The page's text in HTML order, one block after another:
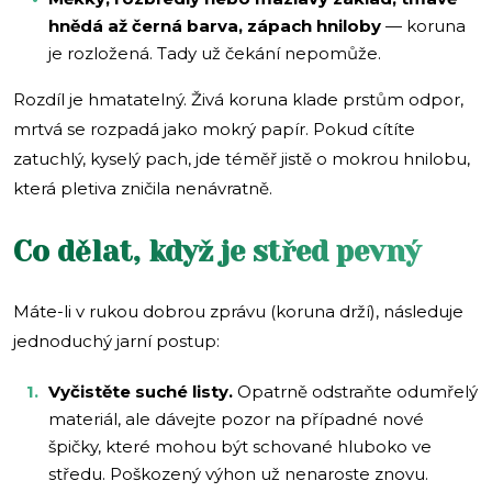
hnědá až černá barva, zápach hniloby — koruna
je rozložená. Tady už čekání nepomůže.
Rozdíl je hmatatelný. Živá koruna klade prstům odpor,
mrtvá se rozpadá jako mokrý papír. Pokud cítíte
zatuchlý, kyselý pach, jde téměř jistě o mokrou hnilobu,
která pletiva zničila nenávratně.
Co dělat, když je střed pevný
Máte-li v rukou dobrou zprávu (koruna drží), následuje
jednoduchý jarní postup:
Vyčistěte suché listy. Opatrně odstraňte odumřelý
materiál, ale dávejte pozor na případné nové
špičky, které mohou být schované hluboko ve
středu. Poškozený výhon už nenaroste znovu.